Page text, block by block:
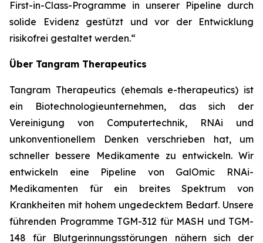
First-in-Class-Programme in unserer Pipeline durch
solide Evidenz gestützt und vor der Entwicklung
risikofrei gestaltet werden.“
Über Tangram Therapeutics
Tangram Therapeutics (ehemals e-therapeutics) ist
ein Biotechnologieunternehmen, das sich der
Vereinigung von Computertechnik, RNAi und
unkonventionellem Denken verschrieben hat, um
schneller bessere Medikamente zu entwickeln. Wir
entwickeln eine Pipeline von GalOmic RNAi-
Medikamenten für ein breites Spektrum von
Krankheiten mit hohem ungedecktem Bedarf. Unsere
führenden Programme TGM-312 für MASH und TGM-
148 für Blutgerinnungsstörungen nähern sich der